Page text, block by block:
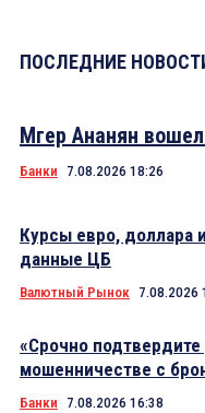
ПОСЛЕДНИЕ
Мгер Ананян
Банки 7.08.2026 18:26
Курсы евро, доллара
данные ЦБ
Валютный Рынок 7.08.2026
«Срочно
мошенничестве с
Банки 7.08.2026 16:38